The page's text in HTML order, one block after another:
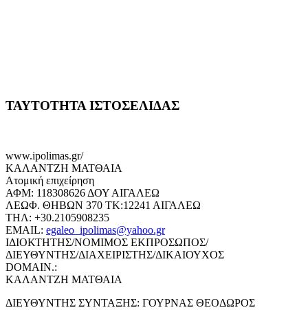
ΤΑΥΤΟΤΗΤΑ ΙΣΤΟΣΕΛΙΔΑΣ
www.ipolimas.gr/
ΚΑΛΑΝΤΖΗ ΜΑΤΘΑΙΑ
Ατομική επιχείρηση
ΑΦΜ: 118308626 ΔΟΥ ΑΙΓΑΛΕΩ
ΛΕΩΦ. ΘΗΒΩΝ 370 ΤΚ:12241 ΑΙΓΑΛΕΩ
ΤΗΛ: +30.2105908235
EMAIL: egaleo_ipolimas@yahoo.gr
ΙΔΙΟΚΤΗΤΗΣ/ΝΟΜΙΜΟΣ ΕΚΠΡΟΣΩΠΟΣ/
ΔΙΕΥΘΥΝΤΗΣ/ΔΙΑΧΕΙΡΙΣΤΗΣ/ΔΙΚΑΙΟΥΧΟΣ
DOMAIN.:
ΚΑΛΑΝΤΖΗ ΜΑΤΘΑΙΑ
ΔΙΕΥΘΥΝΤΗΣ ΣΥΝΤΑΞΗΣ: ΓΟΥΡΝΑΣ ΘΕΟΔΩΡΟΣ